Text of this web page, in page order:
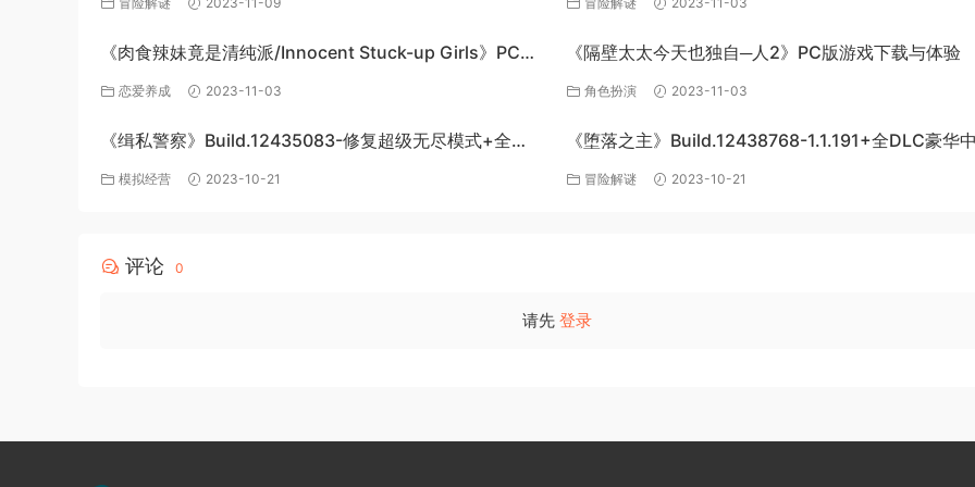
《肉食辣妹竟是清纯派/Innocent Stuck-up Girls》PC单
机游戏免费下载
恋爱养成 2023-11-03
《隔壁太太今天也独自─人2》PC版游戏下载与体验
角色扮演 2023-11-03
《缉私警察》Build.12435083-修复超级无尽模式+全
DLC-官方中文-免费下载
模拟经营 2023-10-21
《堕落之主》Build.12438768-1.1.191+全DLC豪华
下载冒险解谜 2023-10-21
评论 0
请先 登录